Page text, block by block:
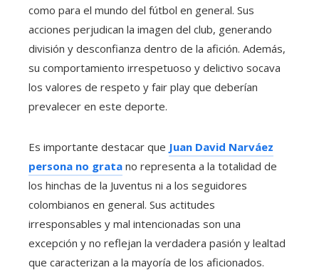
como para el mundo del fútbol en general. Sus
acciones perjudican la imagen del club, generando
división y desconfianza dentro de la afición. Además,
su comportamiento irrespetuoso y delictivo socava
los valores de respeto y fair play que deberían
prevalecer en este deporte.
Es importante destacar que Juan David Narváez
persona no grata no representa a la totalidad de
los hinchas de la Juventus ni a los seguidores
colombianos en general. Sus actitudes
irresponsables y mal intencionadas son una
excepción y no reflejan la verdadera pasión y lealtad
que caracterizan a la mayoría de los aficionados.